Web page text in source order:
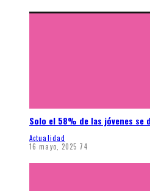
Solo el 58% de las jóvenes se
Actualidad
16 mayo, 2025 74